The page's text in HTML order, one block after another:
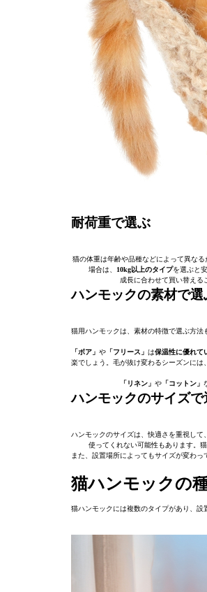
耐荷重で選ぶ
猫の体重は年齢や品種などによって異な
場合は、
10kg以上のタイプを選ぶと
成長に合わせて買い替える
ハンモックの素材で選
猫用ハンモックは、素材の特徴で選ぶ方法
「ボア」 や 「フリース」 は保温性に優れて
楽でしょう。毛が抜け変わるシーズンに
「リネン」 や 「コットン」
ハンモックのサイズで
ハンモックのサイズは、快適さを重視して、
使ってくれない可能性もあります。
また、設置場所によってもサイズが変わ
猫ハンモックの
猫ハンモックには複数のタイプがあり、